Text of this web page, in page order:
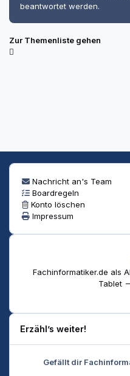
beantwortet werden.
Zur Themenliste gehen
Nachricht an's Team
Boardregeln
Konto löschen
Impressum
Fachinformatiker.de als
Tablet
Erzähl’s weiter!
Gefällt dir